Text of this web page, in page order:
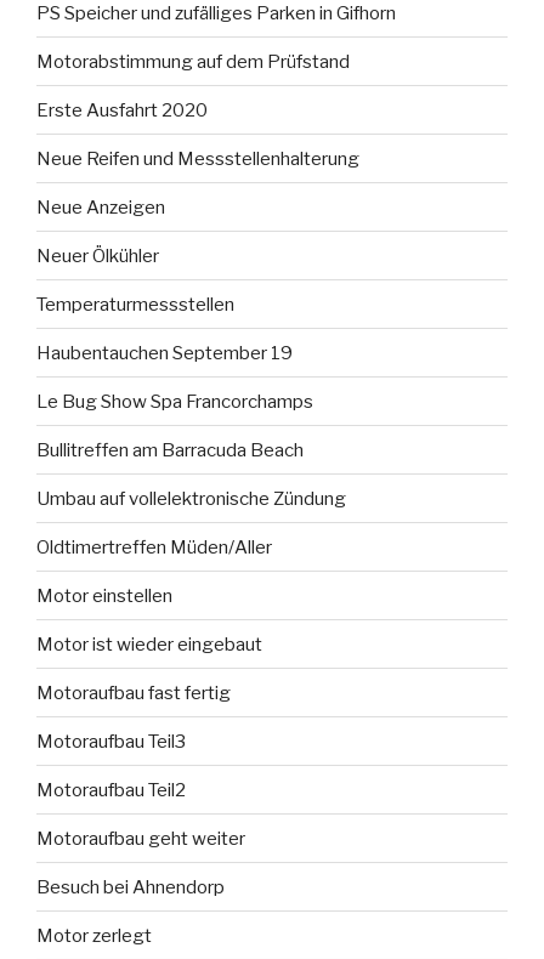
PS Speicher und zufälliges Parken in Gifhorn
Motorabstimmung auf dem Prüfstand
Erste Ausfahrt 2020
Neue Reifen und Messstellenhalterung
Neue Anzeigen
Neuer Ölkühler
Temperaturmessstellen
Haubentauchen September 19
Le Bug Show Spa Francorchamps
Bullitreffen am Barracuda Beach
Umbau auf vollelektronische Zündung
Oldtimertreffen Müden/Aller
Motor einstellen
Motor ist wieder eingebaut
Motoraufbau fast fertig
Motoraufbau Teil3
Motoraufbau Teil2
Motoraufbau geht weiter
Besuch bei Ahnendorp
Motor zerlegt